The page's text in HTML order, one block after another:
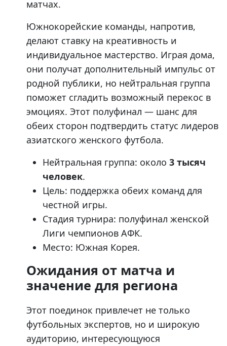
матчах.
Южнокорейские команды, напротив,
делают ставку на креативность и
индивидуальное мастерство. Играя дома,
они получат дополнительный импульс от
родной публики, но нейтральная группа
поможет сгладить возможный перекос в
эмоциях. Этот полуфинал — шанс для
обеих сторон подтвердить статус лидеров
азиатского женского футбола.
Нейтральная группа: около 3 тысяч
человек.
Цель: поддержка обеих команд для
честной игры.
Стадия турнира: полуфинал женской
Лиги чемпионов АФК.
Место: Южная Корея.
Ожидания от матча и
значение для региона
Этот поединок привлечет не только
футбольных экспертов, но и широкую
аудиторию, интересующуюся